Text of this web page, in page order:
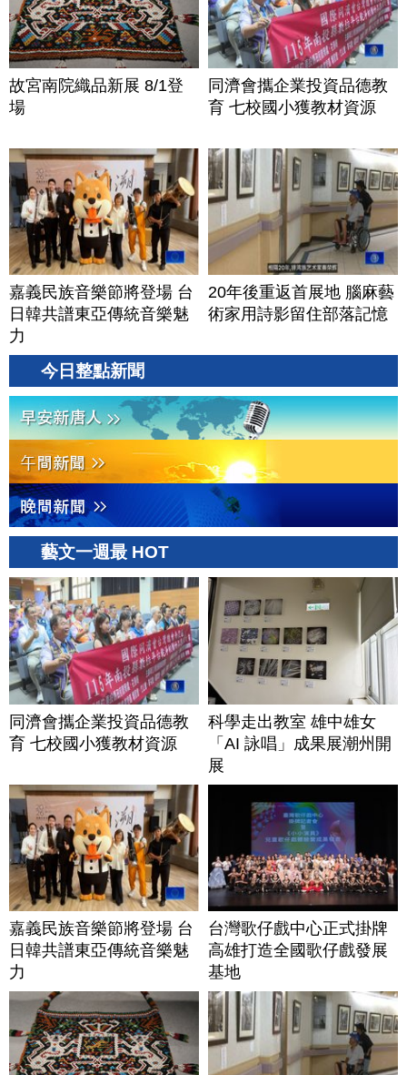
故宮南院織品新展 8/1登
場
同濟會攜企業投資品德教
育 七校國小獲教材資源
嘉義民族音樂節將登場 台
日韓共譜東亞傳統音樂魅
力
20年後重返首展地 腦麻藝
術家用詩影留住部落記憶
今日整點新聞
藝文一週最 HOT
同濟會攜企業投資品德教
育 七校國小獲教材資源
科學走出教室 雄中雄女
「AI 詠唱」成果展潮州開
展
嘉義民族音樂節將登場 台
日韓共譜東亞傳統音樂魅
力
台灣歌仔戲中心正式掛牌
高雄打造全國歌仔戲發展
基地